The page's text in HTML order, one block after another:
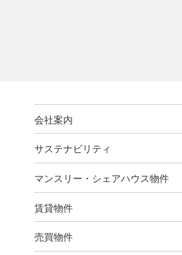
会社案内
サステナビリティ
マンスリー・シェアハウス物件
賃貸物件
売買物件